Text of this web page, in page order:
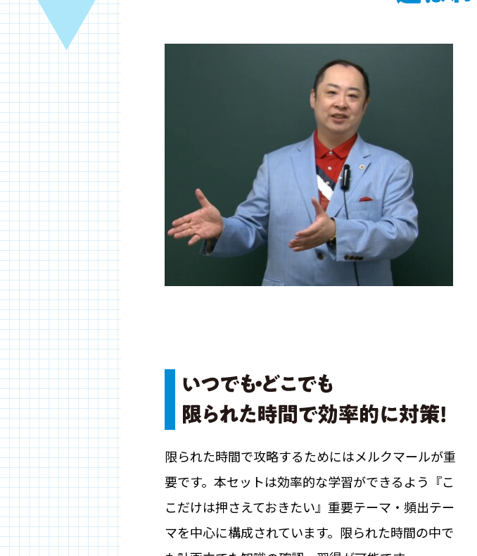
限られた時間で攻略するためにはメルクマールが重
要です。本セットは効率的な学習ができるよう『こ
こだけは押さえておきたい』重要テーマ・頻出テー
マを中心に構成されています。限られた時間の中で